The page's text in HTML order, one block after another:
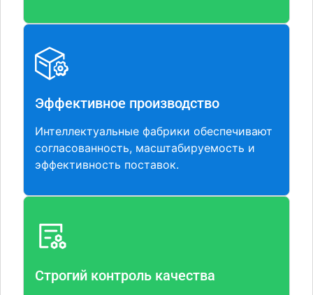
Эффективное производство
Интеллектуальные фабрики обеспечивают
согласованность, масштабируемость и
эффективность поставок.
Строгий контроль качества